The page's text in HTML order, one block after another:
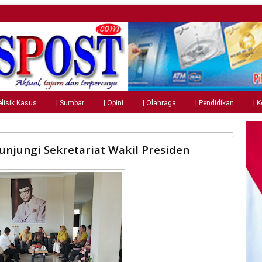
Kasus | Sumbar | Opini | Olahraga | Pendidikan |
Sekretariat Wakil Presiden